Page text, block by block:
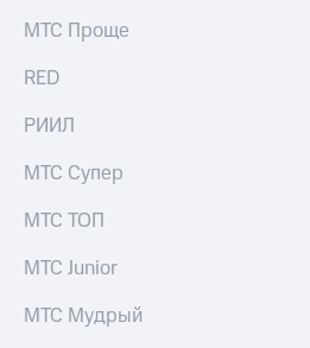
МТС Проще
RED
РИИЛ
МТС Супер
МТС ТОП
МТС Junior
МТС Мудрый